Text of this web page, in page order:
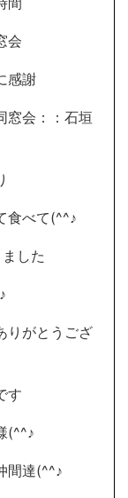
会
感謝
窓会：：石垣
食べて(^^♪
した
りがとうござ
す
(^^♪
間達(^^♪